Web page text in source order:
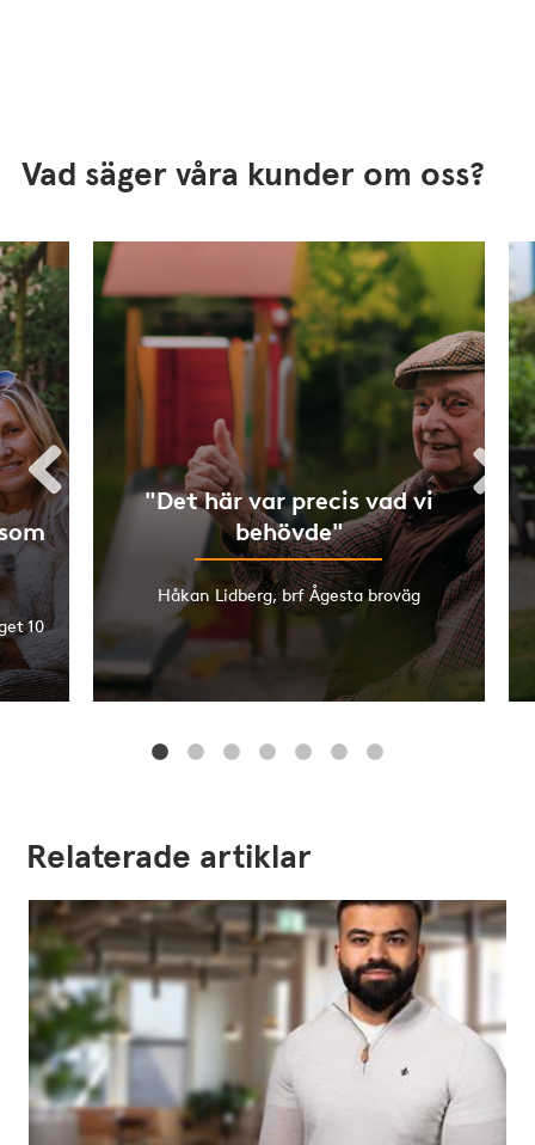
Vad säger våra kunder om oss?
10
"Det här var precis vad vi
behövde"
Håkan Lidberg, brf Ågesta broväg
Relaterade artiklar